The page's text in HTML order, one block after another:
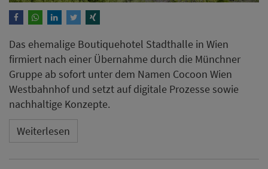
Das ehemalige Boutiquehotel Stadthalle in Wien
firmiert nach einer Übernahme durch die Münchner
Gruppe ab sofort unter dem Namen Cocoon Wien
Westbahnhof und setzt auf digitale Prozesse sowie
nachhaltige Konzepte.
Weiterlesen